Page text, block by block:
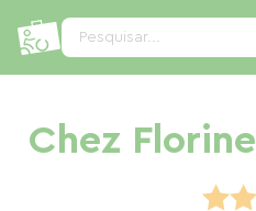
Pesquisar...
Chez
Painel de Gerenciamento